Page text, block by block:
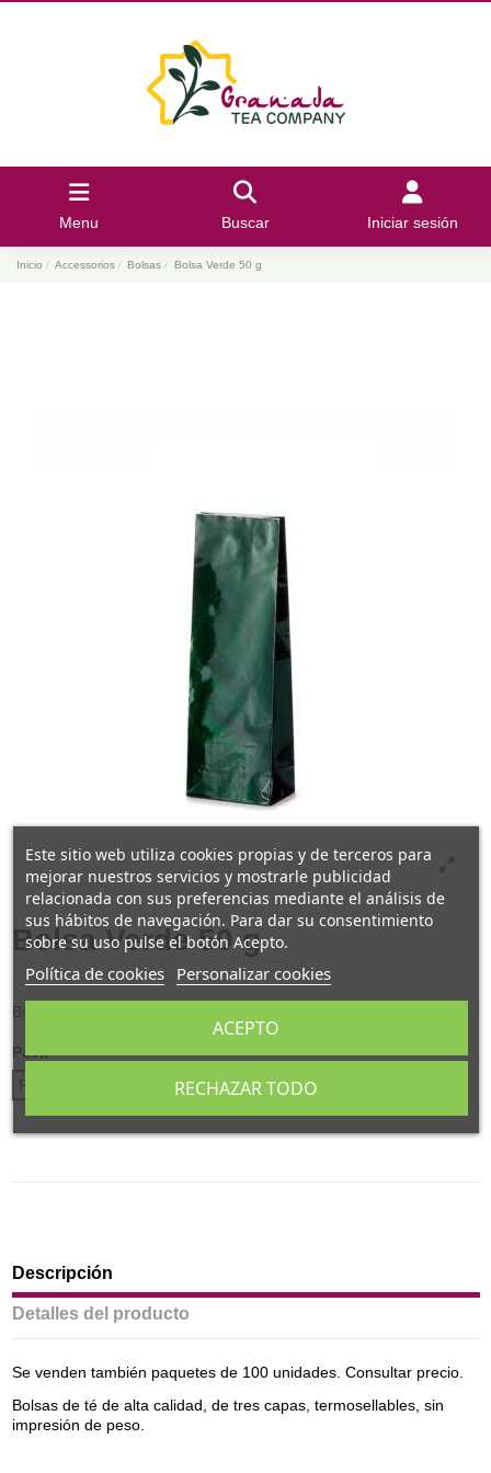
Menu Buscar Iniciar sesión
Inicio Accessorios Bolsas Bolsa Verde 50 g
Bolsa Verde 50 g
Bolsa verde de 50 gr.
Pack
Pack 100 uds.
Caja 1000 uds.
Descripción
Detalles del producto
Se venden también paquetes de 100 unidades. Consultar precio.
Bolsas de té de alta calidad, de tres capas, termosellables, sin
impresión de peso.
Este sitio web utiliza cookies propias y de terceros para
mejorar nuestros servicios y mostrarle publicidad
relacionada con sus preferencias mediante el análisis de
sus hábitos de navegación. Para dar su consentimiento
sobre su uso pulse el botón Acepto.
Política de cookies Personalizar cookies
RECHAZAR TODO
ACEPTO